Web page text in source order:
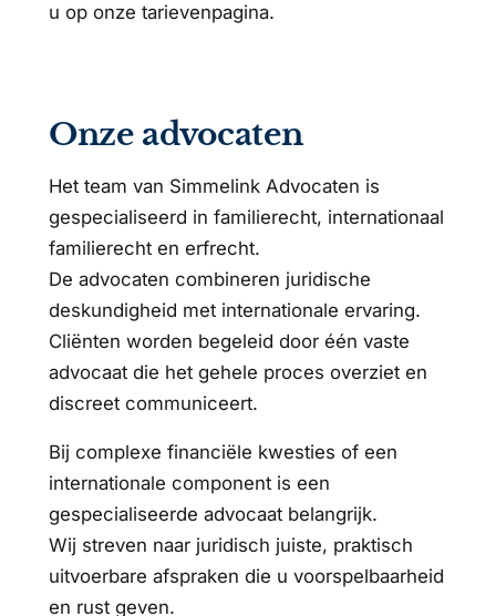
u op onze tarievenpagina.
Onze advocaten
Het team van Simmelink Advocaten is
gespecialiseerd in familierecht, internationaal
familierecht en erfrecht.
De advocaten combineren juridische
deskundigheid met internationale ervaring.
Cliënten worden begeleid door één vaste
advocaat die het gehele proces overziet en
discreet communiceert.
Bij complexe financiële kwesties of een
internationale component is een
gespecialiseerde advocaat belangrijk.
Wij streven naar juridisch juiste, praktisch
uitvoerbare afspraken die u voorspelbaarheid
en rust geven.